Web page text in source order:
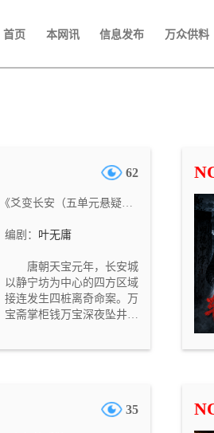
首页 本网讯 信息发布 万众供料
62
《爻变长安（五单元悬疑网剧）》
编剧： 叶无庸
唐朝天宝元年，长安城
以静宁坊为中心的四方区域
接连发生四桩离奇命案。万
宝斋掌柜钱万宝深夜坠井溺
中被闷死，吏部主事应文昭
却都死于正时辰，现场均残
35